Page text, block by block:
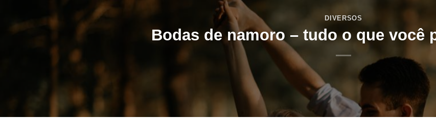
DIVERSOS
Bodas de namoro – tudo o que você